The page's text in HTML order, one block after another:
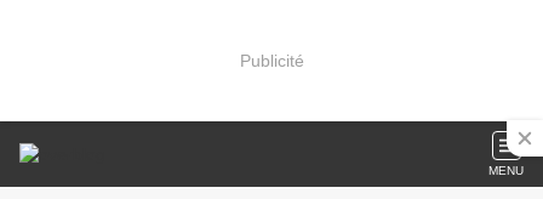
Publicité
MENU